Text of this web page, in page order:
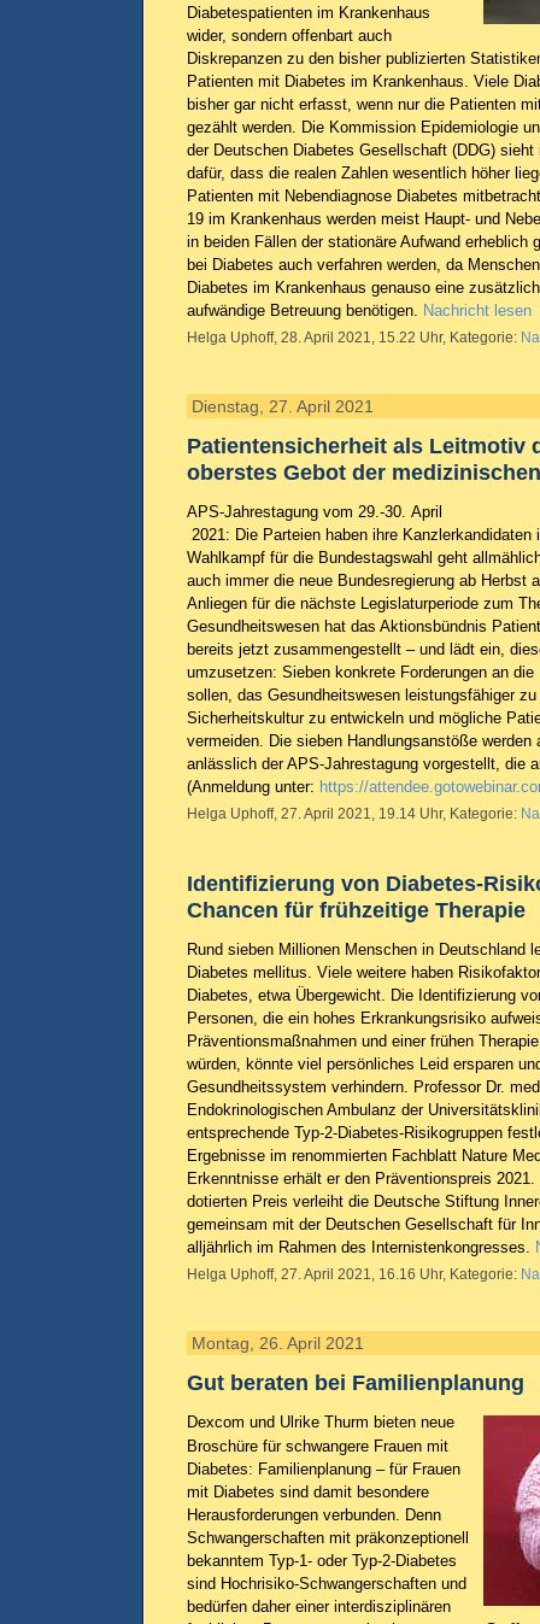
Diabetespatienten im Krankenhaus
wider, sondern offenbart auch
Diskrepanzen zu den bisher publizierten
Patienten mit Diabetes im Krankenhaus. Viele
bisher gar nicht erfasst, wenn nur die Patienten
gezählt werden. Die Kommission Epidemiologie
der Deutschen Diabetes Gesellschaft (DDG)
dafür, dass die realen Zahlen wesentlich höher
Patienten mit Nebendiagnose Diabetes
19 im Krankenhaus werden meist Haupt- und
in beiden Fällen der stationäre Aufwand erheblich
bei Diabetes auch verfahren werden, da
Diabetes im Krankenhaus genauso eine
aufwändige Betreuung benötigen. Nachricht lesen
Helga Uphoff, 28. April 2021, 15.22 Uhr, Kategorie:
Dienstag, 27. April 2021
Patientensicherheit als Leitmotiv
oberstes Gebot der
APS-Jahrestagung vom 29.-30. April
2021: Die Parteien haben ihre Kanzlerkandidaten
Wahlkampf für die Bundestagswahl geht
auch immer die neue Bundesregierung ab Herbst
Anliegen für die nächste Legislaturperiode zum
Gesundheitswesen hat das Aktionsbündnis
bereits jetzt zusammengestellt – und lädt ein,
umzusetzen: Sieben konkrete Forderungen an
sollen, das Gesundheitswesen leistungsfähiger
Sicherheitskultur zu entwickeln und mögliche
vermeiden. Die sieben Handlungsanstöße werden
anlässlich der APS-Jahrestagung vorgestellt, die
(Anmeldung unter: https://
Helga Uphoff, 27. April 2021, 19.14 Uhr, Kategorie:
Identifizierung von Diabetes-
Chancen für frühzeitige Therapie
Rund sieben Millionen Menschen in Deutschland
Diabetes mellitus. Viele weitere haben
Diabetes, etwa Übergewicht. Die Identifizierung
Personen, die ein hohes Erkrankungsrisiko
Präventionsmaßnahmen und einer frühen
würden, könnte viel persönliches Leid ersparen
Gesundheitssystem verhindern. Professor Dr.
Endokrinologischen Ambulanz der
entsprechende Typ-2-Diabetes-Risikogruppen
Ergebnisse im renommierten Fachblatt Nature
Erkenntnisse erhält er den Präventionspreis
dotierten Preis verleiht die Deutsche Stiftung
gemeinsam mit der Deutschen Gesellschaft für
alljährlich im Rahmen des Internistenkongresses.
Helga Uphoff, 27. April 2021, 16.16 Uhr, Kategorie:
Montag, 26. April 2021
Gut beraten bei Familienplanung
Dexcom und Ulrike Thurm bieten neue
Broschüre für schwangere Frauen mit
Diabetes: Familienplanung – für Frauen
mit Diabetes sind damit besondere
Herausforderungen verbunden. Denn
Schwangerschaften mit präkonzeptionell
bekanntem Typ-1- oder Typ-2-Diabetes
sind Hochrisiko-Schwangerschaften und
bedürfen daher einer interdisziplinären